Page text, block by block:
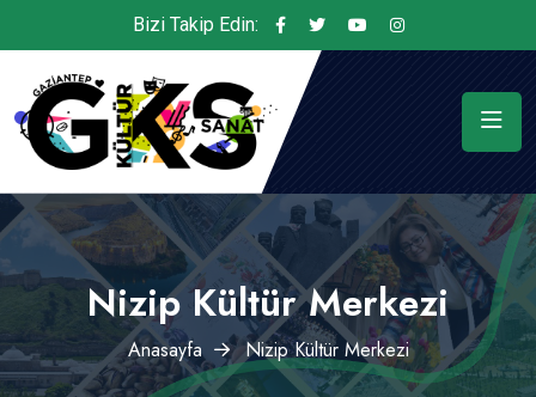
Bizi Takip Edin:
Nizip Kültür Merkezi
Anasayfa Nizip Kültür Merkezi